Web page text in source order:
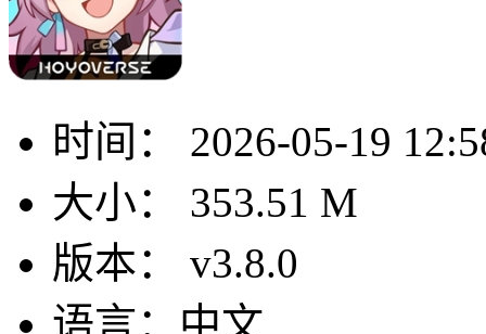
时间：
2026-05-19
大小：
353.51 M
版本：
v3.8.0
语言： 中文